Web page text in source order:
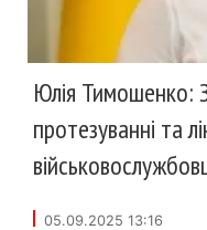
Юлія Тимошенко:
протезуванні та
05.09.2025 13:16